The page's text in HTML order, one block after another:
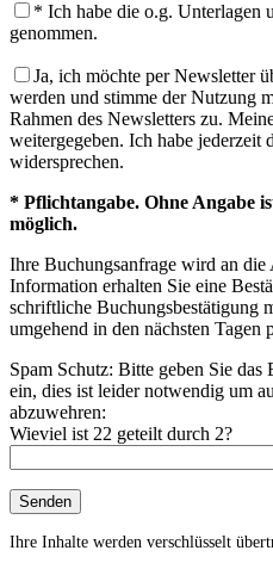
* Ich habe die o.g. Unterlagen
genommen.
Ja, ich möchte per Newsletter
werden und stimme der Nutzung
Rahmen des Newsletters zu.
weitergegeben. Ich habe jederzeit
widersprechen.
* Pflichtangabe. Ohne Angabe
möglich.
Ihre Buchungsanfrage wird an die
Information erhalten Sie eine
schriftliche Buchungsbestätigung
umgehend in den nächsten Tagen
Spam Schutz: Bitte geben Sie
ein, dies ist leider notwendig um
abzuwehren:
Wieviel ist 22 geteilt durch 2?
Ihre Inhalte werden verschlüsselt